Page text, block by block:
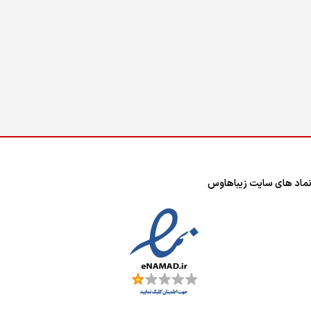
نماد های سایت زیباهاوس